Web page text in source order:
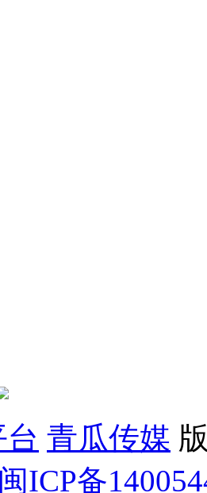
青瓜传媒
闽ICP备